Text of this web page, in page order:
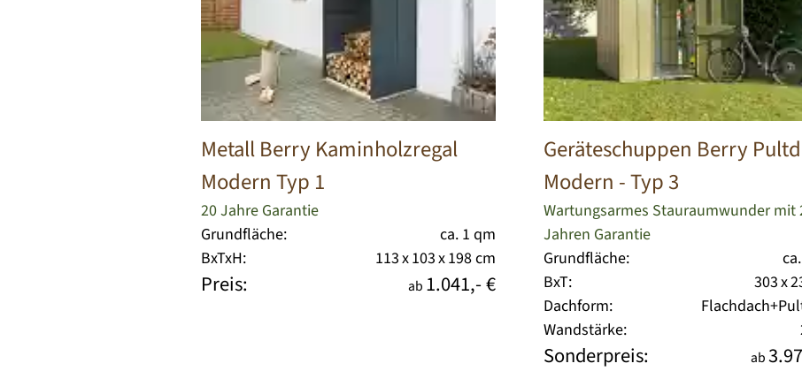
Metall Berry Kaminholzregal
Modern Typ 1
20 Jahre Garantie
Grundfläche:
ca. 1 qm
BxTxH:
113 x 103 x 198 cm
Preis: ab 1.041,- €
Geräteschuppen Berry
Modern - Typ 3
Wartungsarmes Stauraumwunder mit
Jahren Garantie
Grundfläche:
BxT:
303 x
Dachform:
Wandstärke:
Sonderpreis: ab